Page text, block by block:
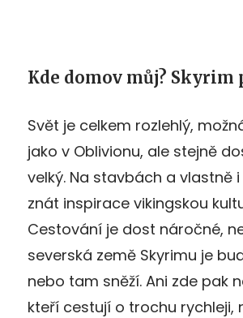
Kde domov můj? Skyrim
Svět je celkem rozlehlý,
jako v Oblivionu, ale stejně
velký. Na stavbách a vlastně
znát inspirace vikingskou
Cestování je dost náročné,
severská země Skyrimu je
nebo tam sněží. Ani zde pak
kteří cestují o trochu rychleji,